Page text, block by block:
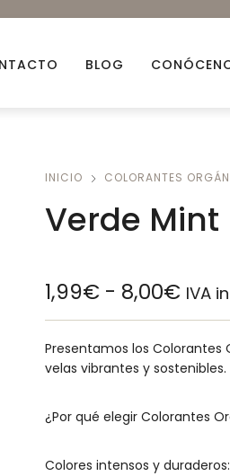
Decoración
Minerales
Packs
BLOG
INICIO COLORANTES
Verde Mint
1,99€ - 8,00€ IVA
Presentamos los
velas vibrantes y sostenibles.
¿Por qué elegir Colorantes
Colores intensos y